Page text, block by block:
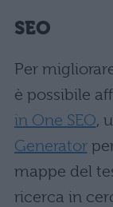
SEO
Per
è possibile
in One SEO,
Generator
mappe del
ricerca in